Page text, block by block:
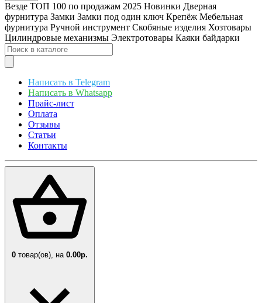
Везде ТОП 100 по продажам 2025 Новинки Дверная
фурнитура Замки Замки под один ключ Крепёж Мебельная
фурнитура Ручной инструмент Скобяные изделия Хозтовары
Цилиндровые механизмы Электротовары Каяки байдарки
Написать в Telegram
Написать в Whatsapp
Прайс-лист
Оплата
Отзывы
Статьи
Контакты
0 товар(ов), на 0.00р.